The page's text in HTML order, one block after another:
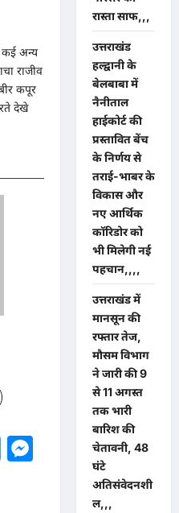
कई अन्य
राजीव
कपूर
देखे
Telegram
Messenger
रास्ता साफ,,,
उत्तराखंड
हल्द्वानी के
बेलबाबा में
नैनीताल
हाईकोर्ट की
प्रस्तावित बेंच
के निर्णय से
तराई-भाबर के
विकास और
नए आर्थिक
कॉरिडोर को
भी मिलेगी नई
पहचान,,,,
उत्तराखंड में
मानसून की
रफ्तार तेज,
मौसम विभाग
ने जारी की 9
से 11 अगस्त
तक भारी
बारिश की
चेतावनी, 48
घंटे
अतिसंवेदनशी
ल,,,